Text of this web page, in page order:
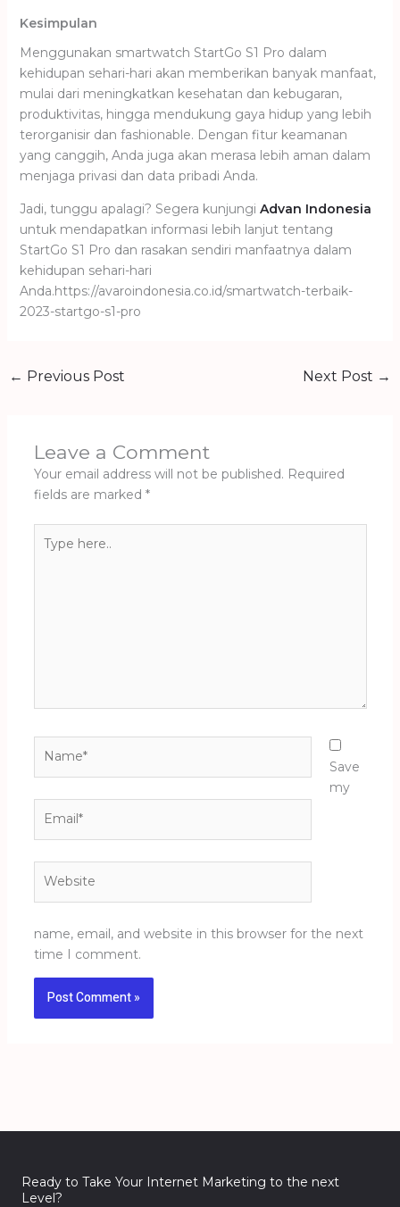
Kesimpulan
Menggunakan smartwatch StartGo S1 Pro dalam
kehidupan sehari-hari akan memberikan banyak manfaat,
mulai dari meningkatkan kesehatan dan kebugaran,
produktivitas, hingga mendukung gaya hidup yang lebih
terorganisir dan fashionable. Dengan fitur keamanan
yang canggih, Anda juga akan merasa lebih aman dalam
menjaga privasi dan data pribadi Anda.
Jadi, tunggu apalagi? Segera kunjungi Advan Indonesia
untuk mendapatkan informasi lebih lanjut tentang
StartGo S1 Pro dan rasakan sendiri manfaatnya dalam
kehidupan sehari-hari
Anda.https://avaroindonesia.co.id/smartwatch-terbaik-
2023-startgo-s1-pro
← Previous Post Next Post →
Leave a Comment
Your email address will not be published. Required
fields are marked *
here..
Save
my
name, email, and website in this browser for the next
time I comment.
Ready to Take Your Internet Marketing to the next
Level?